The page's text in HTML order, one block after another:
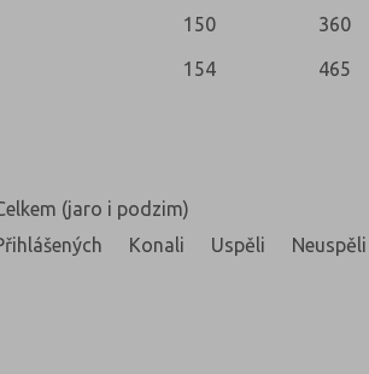
150 360
154 465
(jaro i podzim)
Konali Uspěli Neuspěli